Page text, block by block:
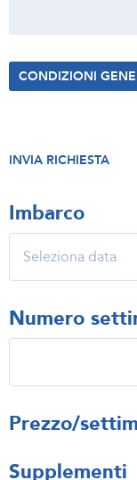
CONDIZIONI
INVIA RICHIESTA
Imbarco
Numero
Prezzo/
Supplementi